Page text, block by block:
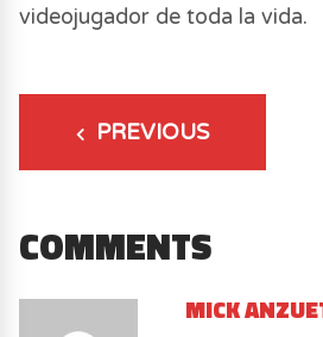
videojugador de toda la vida.
PREVIOUS
COMMENTS
MICK